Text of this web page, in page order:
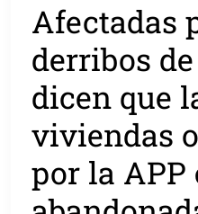
Afectadas
derribos
dicen que
viviendas
por la APP